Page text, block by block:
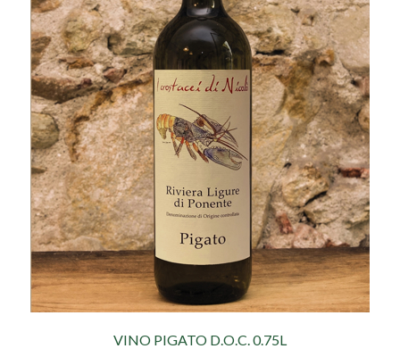
VINO PIGATO D.O.C. 0.75L